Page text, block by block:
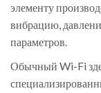
элементу
вибрацию,
параметров.
Обычный Wi-Fi